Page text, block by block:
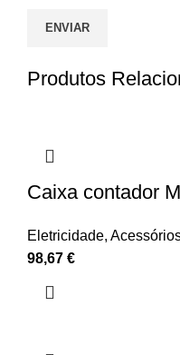
Produtos
Caixa contador
Eletricidade,
98,67 €